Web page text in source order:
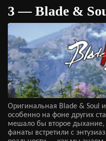
3 — Blade &
Оригинальная Blade & Soul
особенно на фоне других
мешало бы второе дыхание,
фанаты встретили с